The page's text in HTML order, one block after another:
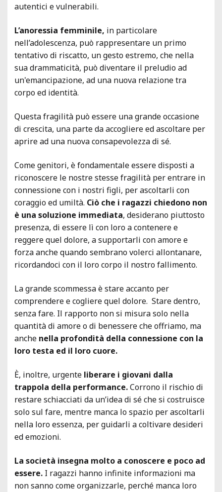
autentici e vulnerabili.
L’anoressia femminile, in particolare
nell’adolescenza, può rappresentare un primo
tentativo di riscatto, un gesto estremo, che nella
sua drammaticità, può diventare il preludio ad
un'emancipazione, ad una nuova relazione tra
corpo ed identità.
Questa fragilità può essere una grande occasione
di crescita, una parte da accogliere ed ascoltare per
aprire ad una nuova consapevolezza di sé.
Come genitori, è fondamentale essere disposti a
riconoscere le nostre stesse fragilità per entrare in
connessione con i nostri figli, per ascoltarli con
coraggio ed umiltà. Ciò che i ragazzi chiedono non
è una soluzione immediata, desiderano piuttosto
presenza, di essere lì con loro a contenere e
reggere quel dolore, a supportarli con amore e
forza anche quando sembrano volerci allontanare,
ricordandoci con il loro corpo il nostro fallimento.
La grande scommessa è stare accanto per
comprendere e cogliere quel dolore. Stare dentro,
senza fare. Il rapporto non si misura solo nella
quantità di amore o di benessere che offriamo, ma
anche nella profondità della connessione con la
loro testa ed il loro cuore.
È, inoltre, urgente liberare i giovani dalla
trappola della performance.Corrono il rischio di
restare schiacciati da un’idea di sé che si costruisce
solo sul fare, mentre manca lo spazio per ascoltarli
nella loro essenza, per guidarli a coltivare desideri
ed emozioni.
La società insegna molto a conoscere e poco ad
essere. I ragazzi hanno infinite informazioni ma
non sanno come organizzarle, perché manca loro